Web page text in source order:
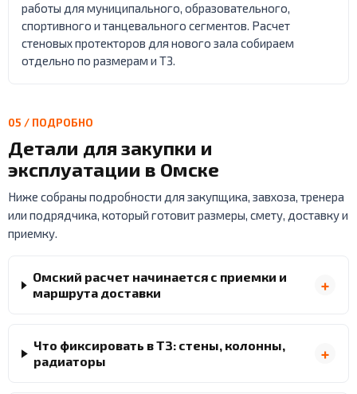
работы для муниципального, образовательного,
спортивного и танцевального сегментов. Расчет
стеновых протекторов для нового зала собираем
отдельно по размерам и ТЗ.
05 / ПОДРОБНО
Детали для закупки и
эксплуатации в Омске
Ниже собраны подробности для закупщика, завхоза, тренера
или подрядчика, который готовит размеры, смету, доставку и
приемку.
Омский расчет начинается с приемки и
маршрута доставки
Что фиксировать в ТЗ: стены, колонны,
радиаторы